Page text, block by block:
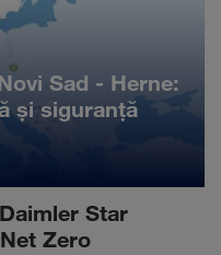
Sad - Herne:
și siguranță
Star
Zero